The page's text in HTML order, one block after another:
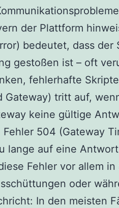
der Plattform
bedeutet, dass
gestoßen ist – oft
fehlerhafte
Gateway) tritt auf,
keine gültige
Fehler 504 (Gateway
lange auf eine
Fehler vor allem
oder
In den meisten